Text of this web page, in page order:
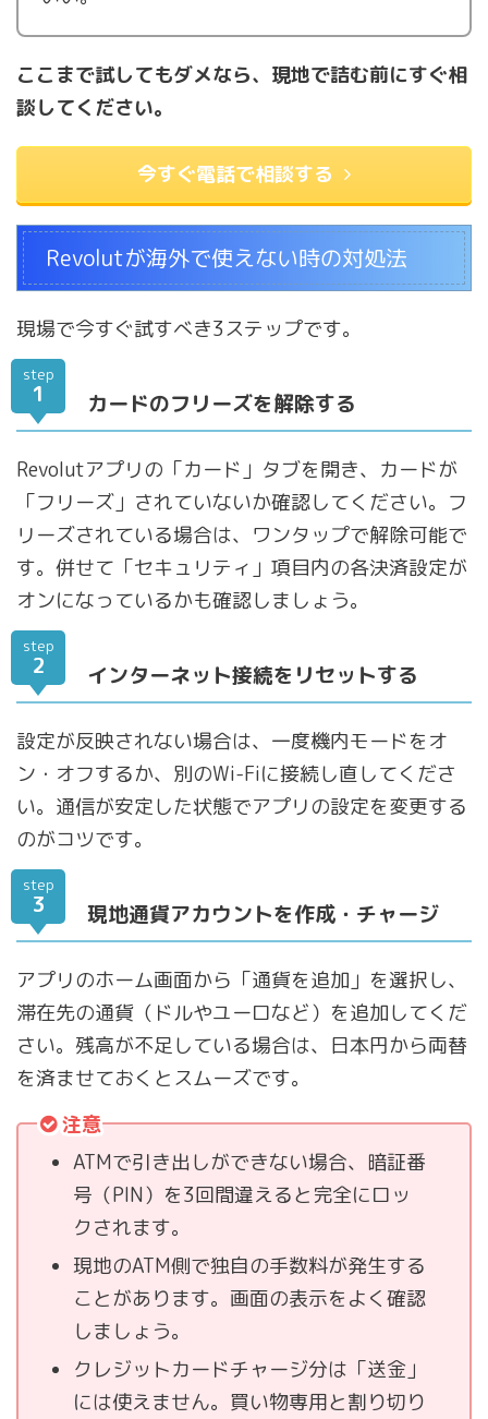
ここまで試してもダメなら、現地で詰む前にすぐ相
談してください。
今すぐ電話で相談する
Revolutが海外で使えない時の対処法
現場で今すぐ試すべき3ステップです。
step
1 カードのフリーズを解除する
Revolutアプリの「カード」タブを開き、カードが
「フリーズ」されていないか確認してください。フ
リーズされている場合は、ワンタップで解除可能で
す。併せて「セキュリティ」項目内の各決済設定が
オンになっているかも確認しましょう。
step
2 インターネット接続をリセットする
設定が反映されない場合は、一度機内モードをオ
ン・オフするか、別のWi-Fiに接続し直してくださ
い。通信が安定した状態でアプリの設定を変更する
のがコツです。
step
3 現地通貨アカウントを作成・チャージ
アプリのホーム画面から「通貨を追加」を選択し、
滞在先の通貨（ドルやユーロなど）を追加してくだ
さい。残高が不足している場合は、日本円から両替
を済ませておくとスムーズです。
注意
ATMで引き出しができない場合、暗証番
号（PIN）を3回間違えると完全にロッ
クされます。
現地のATM側で独自の手数料が発生する
ことがあります。画面の表示をよく確認
しましょう。
クレジットカードチャージ分は「送金」
には使えません。買い物専用と割り切り